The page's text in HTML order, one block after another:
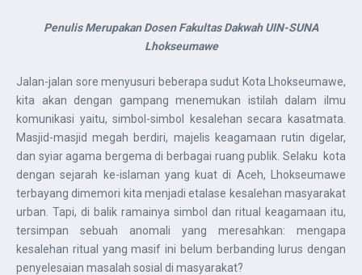
Penulis Merupakan Dosen Fakultas Dakwah UIN-SUNA
Lhokseumawe
Jalan-jalan sore menyusuri beberapa sudut Kota Lhokseumawe,
kita akan dengan gampang menemukan istilah dalam ilmu
komunikasi yaitu, simbol-simbol kesalehan secara kasatmata.
Masjid-masjid megah berdiri, majelis keagamaan rutin digelar,
dan syiar agama bergema di berbagai ruang publik. Selaku kota
dengan sejarah ke-islaman yang kuat di Aceh, Lhokseumawe
terbayang dimemori kita menjadi etalase kesalehan masyarakat
urban. Tapi, di balik ramainya simbol dan ritual keagamaan itu,
tersimpan sebuah anomali yang meresahkan: mengapa
kesalehan ritual yang masif ini belum berbanding lurus dengan
penyelesaian masalah sosial di masyarakat?